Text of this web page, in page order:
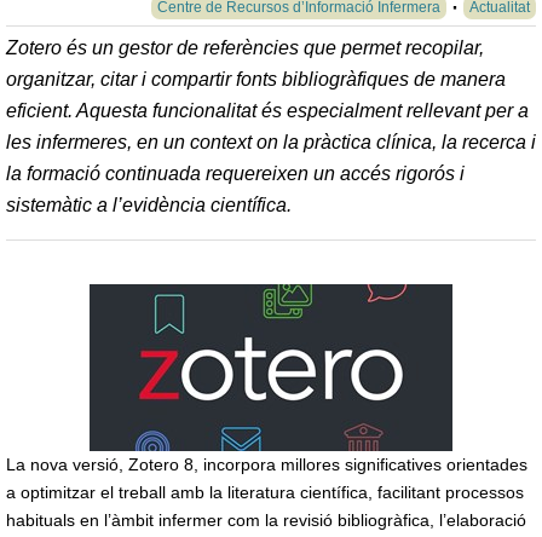
Centre de Recursos d’Informació Infermera Actualitat
Zotero és un gestor de referències que permet recopilar,
organitzar, citar i compartir fonts bibliogràfiques de manera
eficient. Aquesta funcionalitat és especialment rellevant per a
les infermeres, en un context on la pràctica clínica, la recerca i
la formació continuada requereixen un accés rigorós i
sistemàtic a l’evidència científica.
La nova versió, Zotero 8, incorpora millores significatives orientades
a optimitzar el treball amb la literatura científica, facilitant processos
habituals en l’àmbit infermer com la revisió bibliogràfica, l’elaboració